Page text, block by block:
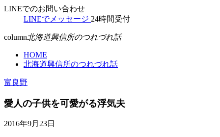
LINEでのお問い合わせ
LINEでメッセージ 24時間受付
column北海道興信所のつれづれ話
HOME
北海道興信所のつれづれ話
富良野
愛人の子供を可愛がる浮気夫
2016年9月23日